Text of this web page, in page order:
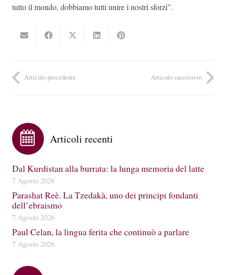
tutto il mondo, dobbiamo tutti unire i nostri sforzi”.
Articolo precedente Articolo successivo
Articoli recenti
Dal Kurdistan alla burrata: la lunga memoria del latte
7 Agosto 2026
Parashat Reè. La Tzedakà, uno dei principi fondanti
dell’ebraismo
7 Agosto 2026
Paul Celan, la lingua ferita che continuò a parlare
7 Agosto 2026